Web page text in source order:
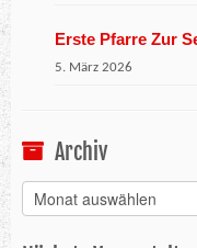
Erste Pfarre Zur
5. März 2026
Archiv
Archiv